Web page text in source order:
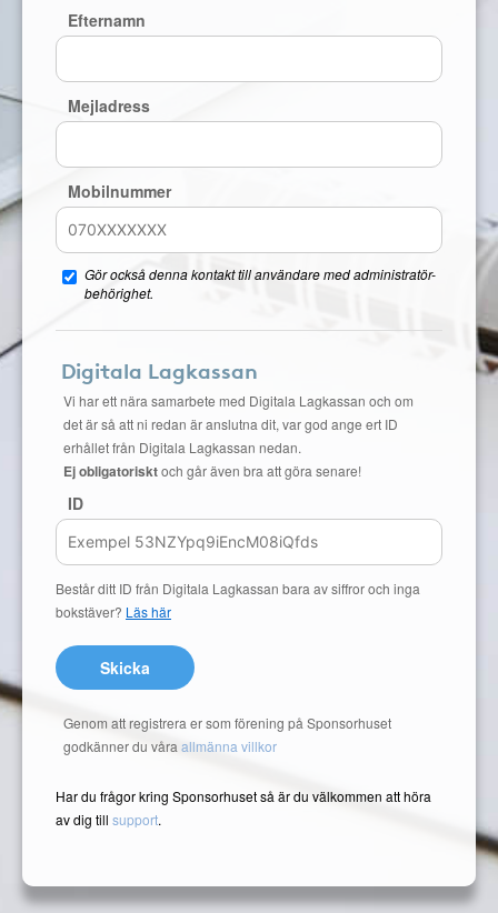
Efternamn
Mejladress
Mobilnummer
Gör också denna kontakt till användare med administratör-
behörighet.
Digitala Lagkassan
Vi har ett nära samarbete med Digitala Lagkassan och om
det är så att ni redan är anslutna dit, var god ange ert ID
erhållet från Digitala Lagkassan nedan.
Ej obligatorisktoch går även bra att göra senare!
ID
Består ditt ID från Digitala Lagkassan bara av siffror och inga
bokstäver? Läs här
Skicka
Genom att registrera er som förening på Sponsorhuset
godkänner du våra allmänna villkor
Har du frågor kring Sponsorhuset så är du välkommen att höra
av dig till support.